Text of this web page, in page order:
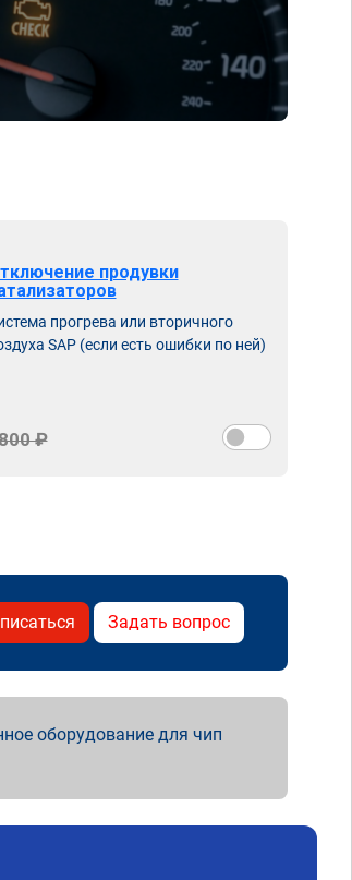
продувки
прогрева или вторичного
SAP (если есть ошибки по ней)
₽
Задать вопрос
оборудование для чип